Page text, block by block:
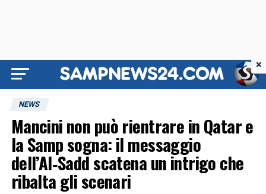
NEWS
Mancini non può rientrare in Qatar e
la Samp sogna: il messaggio
dell’Al‑Sadd scatena un intrigo che
ribalta gli scenari
×